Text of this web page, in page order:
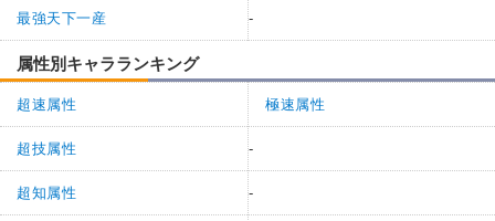
最強天下一産 -
属性別キャラランキング
超速属性 極速属性
超技属性 -
超知属性 -